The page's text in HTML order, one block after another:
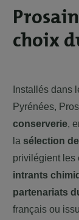
choix
Installés dans
Pyrénées,
conserverie,
la sélection
privilégient les
intrants
partenariats
français ou